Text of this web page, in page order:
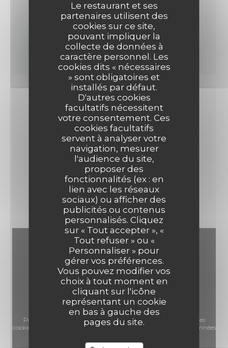
Le restaurant et ses
partenaires utilisent des
cookies sur ce site,
pouvant impliquer la
collecte de données à
caractère personnel. Les
cookies dits « nécessaires
» sont obligatoires et
installés par défaut.
D'autres cookies
facultatifs nécessitent
votre consentement. Ces
cookies facultatifs
servent à analyser votre
navigation, mesurer
l'audience du site,
proposer des
fonctionnalités (ex : en
lien avec les réseaux
sociaux) ou afficher des
publicités ou contenus
personnalisés. Cliquez
sur « Tout accepter », «
Tout refuser » ou «
Personnaliser » pour
gérer vos préférences.
Vous pouvez modifier vos
choix à tout moment en
cliquant sur l'icône
représentant un cookie
en bas à gauche des
pages du site.
RESTAURANT ITALIEN
PASTIFICIO NORMA
75, rue Turbigo - 75003 Paris
VOIR LE SITE
Pour afficher la carte interactive Waze, vous devez accepter les
cookies Waze Map (Google). Ces cookies peuvent collecter des données